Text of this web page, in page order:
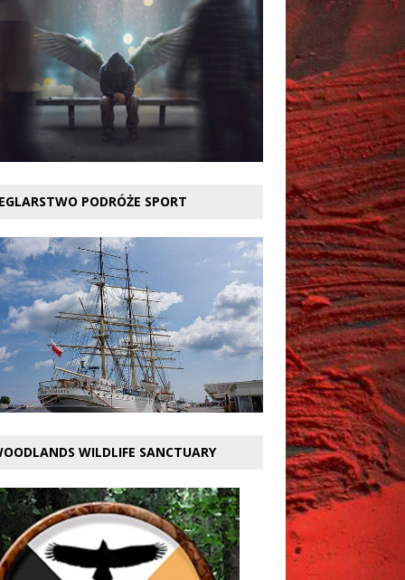
PODRÓŻE SPORT
WILDLIFE SANCTUARY